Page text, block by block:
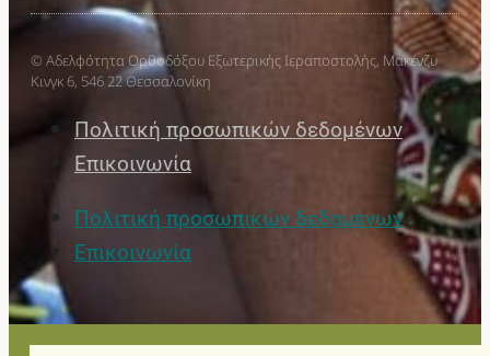
© Αδελφότητα Ορθοδόξου Εξωτερικής Ιεραποστολής, Μακένζυ
Κινγκ 6, 546 22 Θεσσαλονίκη
Πολιτική προσωπικών δεδομένων
Επικοινωνία
Πολιτική προσωπικών δεδομένων
Επικοινωνία